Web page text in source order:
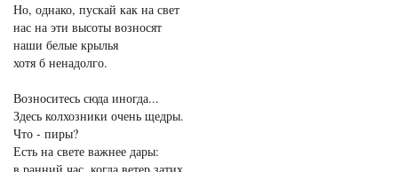
Но, однако, пускай как на свет
нас на эти высоты возносят
наши белые крылья
хотя б ненадолго.
Возноситесь сюда иногда...
Здесь колхозники очень щедры.
Что - пиры?
Есть на свете важнее дары: